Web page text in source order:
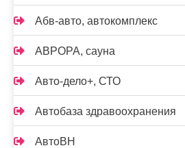
Абв-авто, автокомплекс
АВРОРА, сауна
Авто-дело+, СТО
Автобаза здравоохранения
АвтоВН